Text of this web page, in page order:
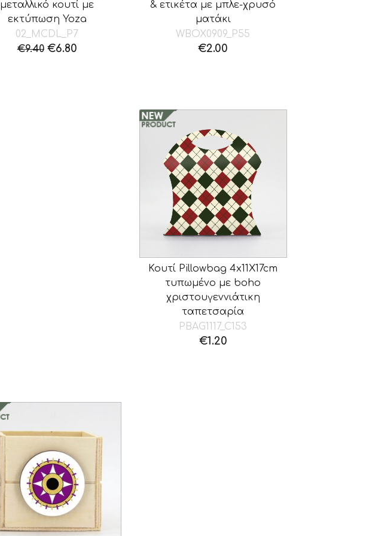
μεταλλικό κουτί με
εκτύπωση Yoza
02_ΜCDL_P7
€9.40 Original
€6.80Η
& ετικέτα με μπλε-χρυσό
ματάκι
WBOX0909_P55
€2.00
Κουτί Pillowbag 4x11X17cm
τυπωμένο με boho
χριστουγεννιάτικη
ταπετσαρία
PBAG1117_C153
€1.20